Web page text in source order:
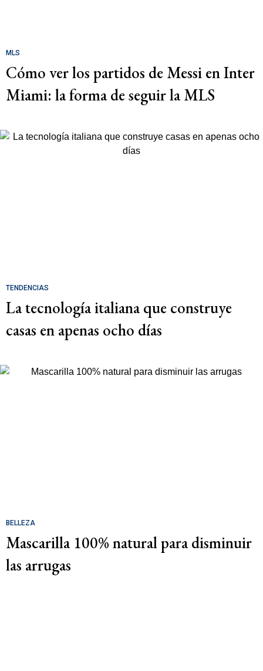
MLS
Cómo ver los partidos de Messi en Inter
Miami: la forma de seguir la MLS
TENDENCIAS
La tecnología italiana que construye
casas en apenas ocho días
BELLEZA
Mascarilla 100% natural para disminuir
las arrugas